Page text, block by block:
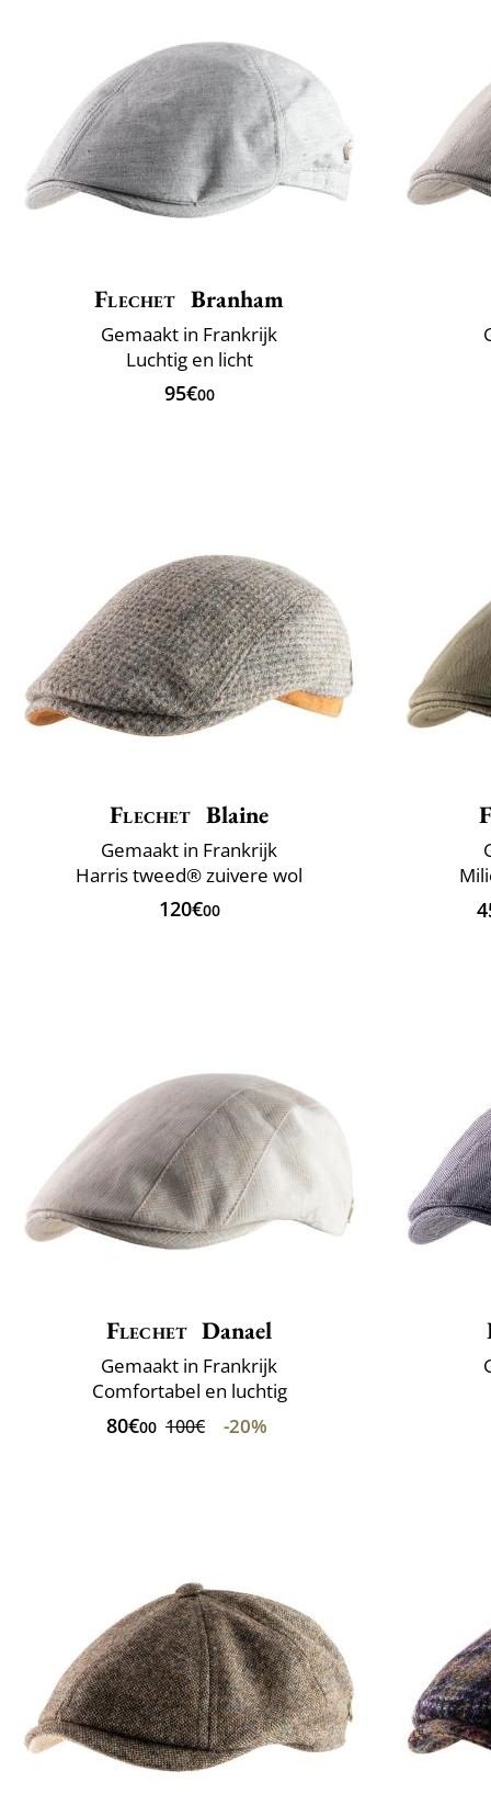
Flechet Branham
Gemaakt in Frankrijk
Luchtig en licht
95€00
Flechet Blaine
Gemaakt in Frankrijk
Harris tweed® zuivere wol
120€00
Flechet Danael
Gemaakt in Frankrijk
Comfortabel en luchtig
80€00 100€ -20%